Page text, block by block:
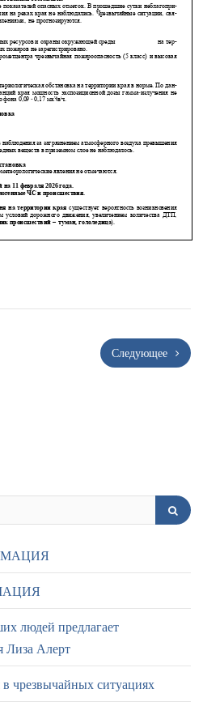
Следующее
людей предлагает
Лиза Алерт
чрезвычайных ситуациях